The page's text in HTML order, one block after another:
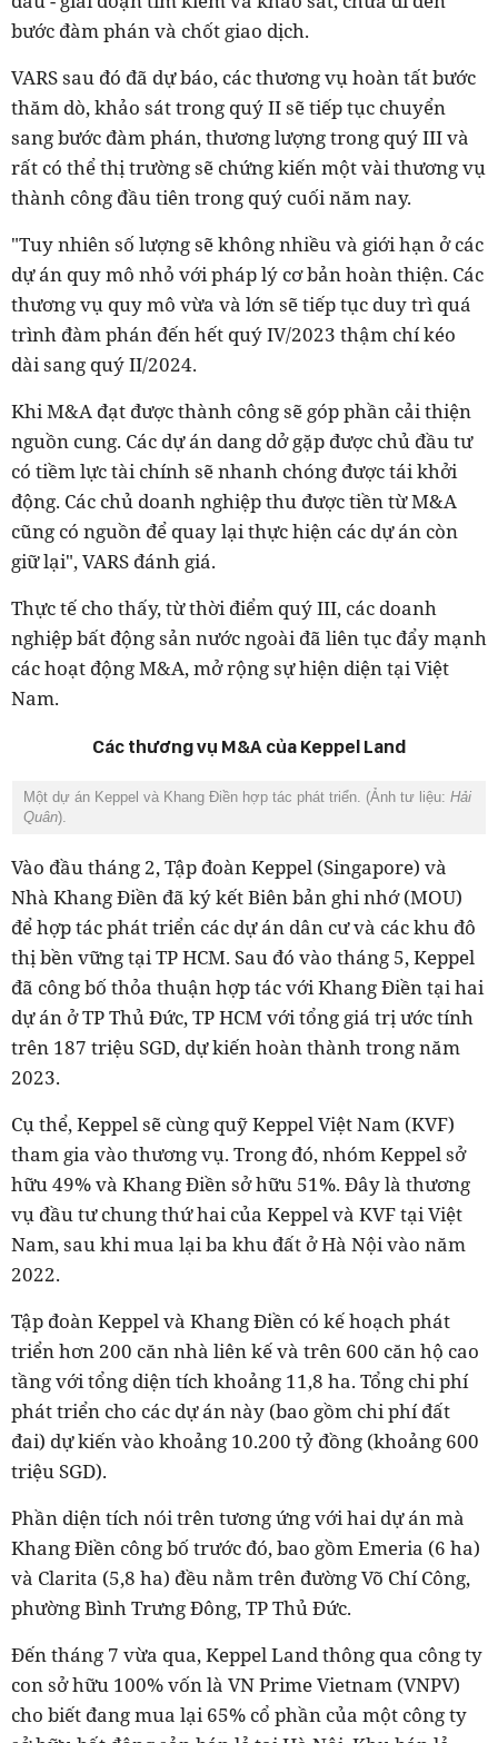
bước đàm phán và chốt giao dịch.
VARS sau đó đã dự báo, các thương vụ hoàn tất bước
thăm dò, khảo sát trong quý II sẽ tiếp tục chuyển
sang bước đàm phán, thương lượng trong quý III và
rất có thể thị trường sẽ chứng kiến một vài thương vụ
thành công đầu tiên trong quý cuối năm nay.
"Tuy nhiên số lượng sẽ không nhiều và giới hạn ở các
dự án quy mô nhỏ với pháp lý cơ bản hoàn thiện. Các
thương vụ quy mô vừa và lớn sẽ tiếp tục duy trì quá
trình đàm phán đến hết quý IV/2023 thậm chí kéo
dài sang quý II/2024.
Khi M&A đạt được thành công sẽ góp phần cải thiện
nguồn cung. Các dự án dang dở gặp được chủ đầu tư
có tiềm lực tài chính sẽ nhanh chóng được tái khởi
động. Các chủ doanh nghiệp thu được tiền từ M&A
cũng có nguồn để quay lại thực hiện các dự án còn
giữ lại", VARS đánh giá.
Thực tế cho thấy, từ thời điểm quý III, các doanh
nghiệp bất động sản nước ngoài đã liên tục đẩy mạnh
các hoạt động M&A, mở rộng sự hiện diện tại Việt
Nam.
Các thương vụ M&A của Keppel Land
Một dự án Keppel và Khang Điền hợp tác phát triển. (Ảnh tư liệu: Hải
Quân).
Vào đầu tháng 2, Tập đoàn Keppel (Singapore) và
Nhà Khang Điền đã ký kết Biên bản ghi nhớ (MOU)
để hợp tác phát triển các dự án dân cư và các khu đô
thị bền vững tại TP HCM. Sau đó vào tháng 5,Keppel
đã công bố thỏa thuận hợp tác với Khang Điền tại hai
dự án ở TP Thủ Đức, TP HCM với tổng giá trị ước tính
trên 187 triệu SGD, dự kiến hoàn thành trong năm
2023.
Cụ thể, Keppel sẽ cùng quỹ Keppel Việt Nam (KVF)
tham gia vào thương vụ. Trong đó, nhóm Keppel sở
hữu 49% và Khang Điền sở hữu 51%. Đây là thương
vụ đầu tư chung thứ hai của Keppel và KVF tại Việt
Nam, sau khi mua lại ba khu đất ở Hà Nội vào năm
2022.
Tập đoàn Keppel và Khang Điền có kế hoạch phát
triển hơn 200 căn nhà liên kế và trên 600 căn hộ cao
tầng với tổng diện tích khoảng 11,8 ha. Tổng chi phí
phát triển cho các dự án này (bao gồm chi phí đất
đai) dự kiến vào khoảng 10.200 tỷ đồng (khoảng 600
triệu SGD).
Phần diện tích nói trên tương ứng với hai dự án mà
Khang Điền công bố trước đó, bao gồm Emeria (6 ha)
và Clarita (5,8 ha) đều nằm trên đường Võ Chí Công,
phường Bình Trưng Đông, TP Thủ Đức.
Đến tháng 7 vừa qua, Keppel Land thông qua công ty
con sở hữu 100% vốn là VN Prime Vietnam (VNPV)
cho biết đang mua lại 65% cổ phần của một công ty